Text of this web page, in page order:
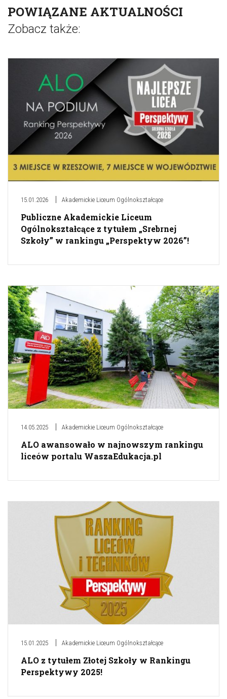
POWIĄZANE AKTUALNOŚCI
Zobacz także:
15.01.2026 Akademickie Liceum Ogólnokształcące
Publiczne Akademickie Liceum
Ogólnokształcące z tytułem „Srebrnej
Szkoły” w rankingu „Perspektyw 2026”!
14.05.2025 Akademickie Liceum Ogólnokształcące
ALO awansowało w najnowszym rankingu
liceów portalu WaszaEdukacja.pl
15.01.2025 Akademickie Liceum Ogólnokształcące
ALO z tytułem Złotej Szkoły w Rankingu
Perspektywy 2025!